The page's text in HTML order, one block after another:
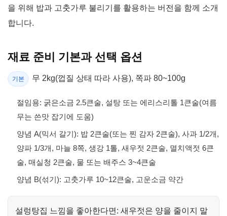
을 위해 밥과 고춧가루 불리기를 활용하는 버전을 함께 소개
합니다.
재료 준비 기본과 선택 옵션
기본 무 2kg(껍질 상태 따라 사용), 쪽파 80~100g
절임용: 굵은소금 2.5큰술, 설탕 또는 에리스리톨 1큰술(여름
무는 쓴맛 잡기에 도움)
양념 A(믹서 갈기): 밥 2큰술(또는 찐 감자 2큰술), 사과 1/2개,
양파 1/3개, 마늘 8쪽, 생강 1톨, 새우젓 2큰술, 멸치액젓 6큰
술, 매실청 2큰술, 물 또는 배주스 3~4큰술
양념 B(섞기): 고춧가루 10~12큰술, 고운소금 약간
설렁탕집 느낌을 좋아한다면: 새우젓은 양을 줄이지 말